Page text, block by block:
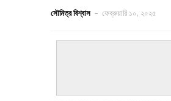
সৌমিত্র বিশ্বাস ফেব্রুয়ারি ১০, ২০২৫